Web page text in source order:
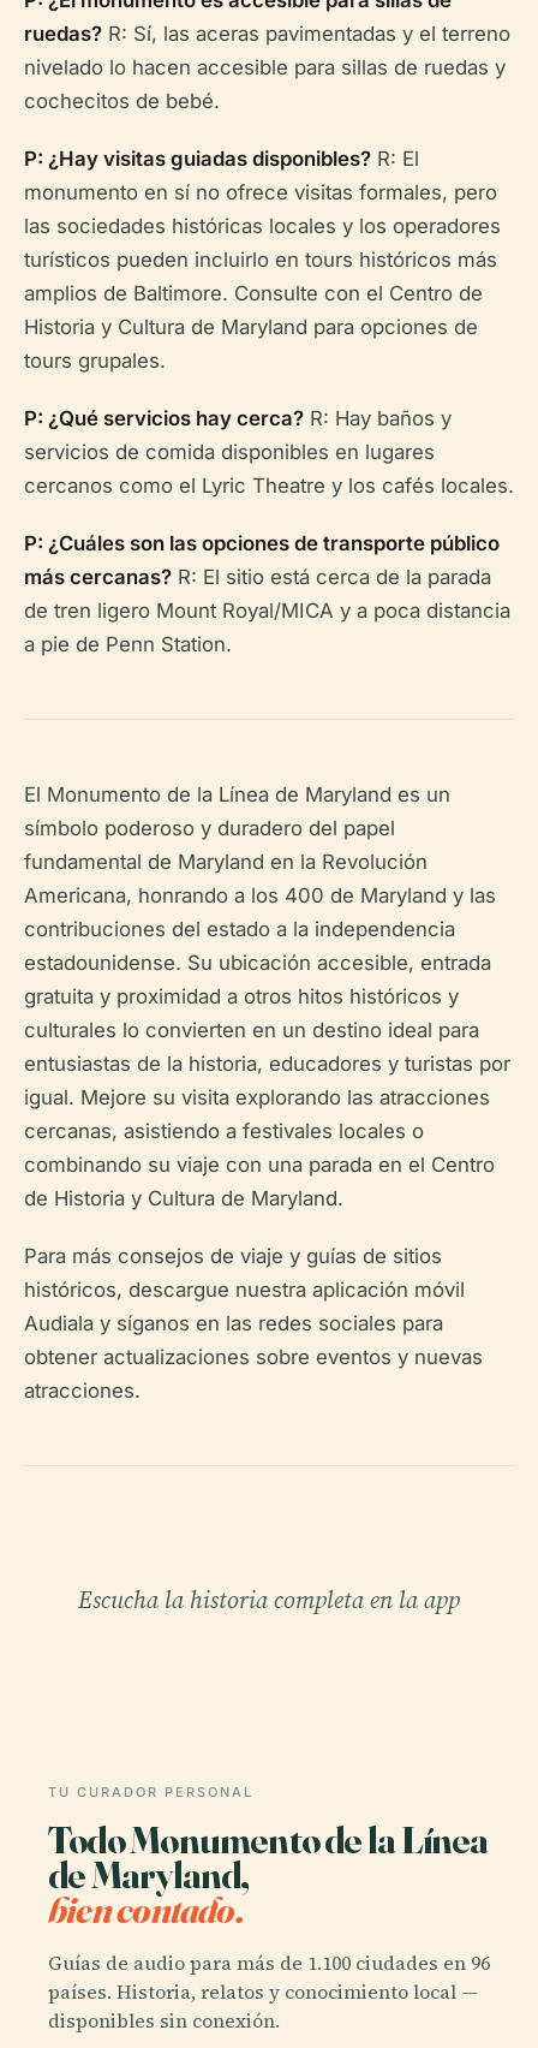
ruedas? R: Sí, las aceras pavimentadas y el terreno
nivelado lo hacen accesible para sillas de ruedas y
cochecitos de bebé.
P: ¿Hay visitas guiadas disponibles? R: El
monumento en sí no ofrece visitas formales, pero
las sociedades históricas locales y los operadores
turísticos pueden incluirlo en tours históricos más
amplios de Baltimore. Consulte con el Centro de
Historia y Cultura de Maryland para opciones de
tours grupales.
P: ¿Qué servicios hay cerca? R: Hay baños y
servicios de comida disponibles en lugares
cercanos como el Lyric Theatre y los cafés locales.
P: ¿Cuáles son las opciones de transporte público
más cercanas? R: El sitio está cerca de la parada
de tren ligero Mount Royal/MICA y a poca distancia
a pie de Penn Station.
El Monumento de la Línea de Maryland es un
símbolo poderoso y duradero del papel
fundamental de Maryland en la Revolución
Americana, honrando a los 400 de Maryland y las
contribuciones del estado a la independencia
estadounidense. Su ubicación accesible, entrada
gratuita y proximidad a otros hitos históricos y
culturales lo convierten en un destino ideal para
entusiastas de la historia, educadores y turistas por
igual. Mejore su visita explorando las atracciones
cercanas, asistiendo a festivales locales o
combinando su viaje con una parada en el Centro
de Historia y Cultura de Maryland.
Para más consejos de viaje y guías de sitios
históricos, descargue nuestra aplicación móvil
Audiala y síganos en las redes sociales para
obtener actualizaciones sobre eventos y nuevas
atracciones.
Escucha la historia completa en la app
TU CURADOR PERSONAL
Todo Monumento de la Línea
de Maryland,
bien contado.
Guías de audio para más de 1.100 ciudades en 96
países. Historia, relatos y conocimiento local —
disponibles sin conexión.